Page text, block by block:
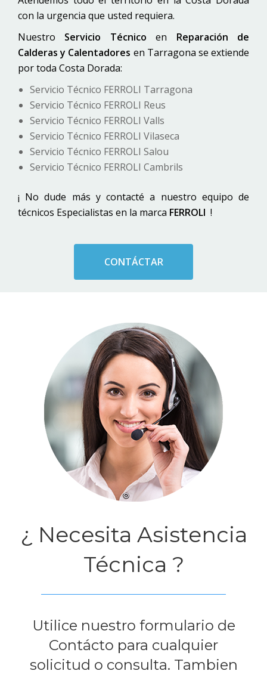
con la urgencia que usted requiera.
Nuestro Servicio Técnico en Reparación de
Calderas y Calentadores en Tarragona se extiende
por toda Costa Dorada:
Servicio Técnico FERROLI Tarragona
Servicio Técnico FERROLI Reus
Servicio Técnico FERROLI Valls
Servicio Técnico FERROLI Vilaseca
Servicio Técnico FERROLI Salou
Servicio Técnico FERROLI Cambrils
¡ No dude más y contacté a nuestro equipo de
técnicos Especialistas en la marca FERROLI !
CONTÁCTAR
¿ Necesita Asistencia
Técnica ?
Utilice nuestro formulario de
Contácto para cualquier
solicitud o consulta. Tambien